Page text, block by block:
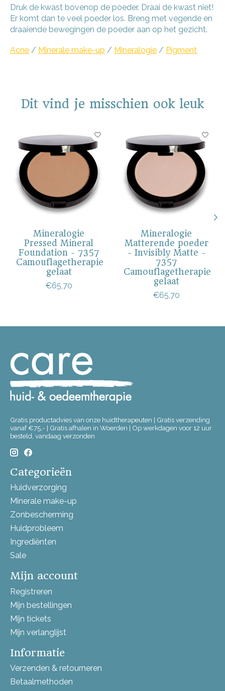
Druk de kwast bovenop de poeder. Draai de kwast niet!
Er komt dan te veel poeder los. Breng met vegende en
draaiende bewegingen de poeder aan op het gezicht.
Acne / Minerale make-up / Mineralogie / Pigment
Dit vind je misschien ook leuk
Items van productcarrousel
Mineralogie
Pressed Mineral
Foundation - 7357
Camouflagetherapie
gelaat
€65,70
Mineralogie
Matterende poeder
- Invisibly Matte -
7357
Camouflagetherapie
gelaat
€65,70
Gratis productadvies van onze huidtherapeuten | Gratis verzending
vanaf €75,- | Gratis afhalen in Woerden | Op werkdagen voor 12 uur
besteld, vandaag verzonden
Categorieën
Huidverzorging
Minerale make-up
Zonbescherming
Huidprobleem
Ingrediënten
Sale
Mijn account
Registreren
Mijn bestellingen
Mijn tickets
Mijn verlanglijst
Informatie
Verzenden & retourneren
Betaalmethoden